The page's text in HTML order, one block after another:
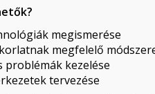
megismerése
megfelelő
problémák kezelése
tervezése